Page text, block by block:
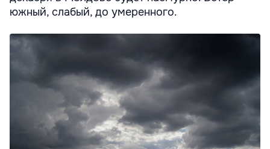
южный, слабый, до умеренного.